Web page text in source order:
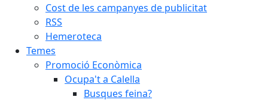
Cost de les campanyes de publicitat
RSS
Hemeroteca
Temes
Promoció Econòmica
Ocupa't a Calella
Busques feina?